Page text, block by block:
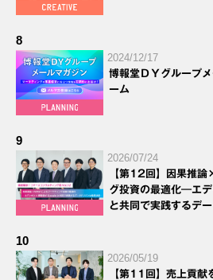
8
2024/12/17
博報堂ＤＹグループ
ーム
9
2026/07/24
【第12回】因果推
グ投資の最適化―エ
と共同で実践するデ
10
2026/05/19
【第11回】売上貢献